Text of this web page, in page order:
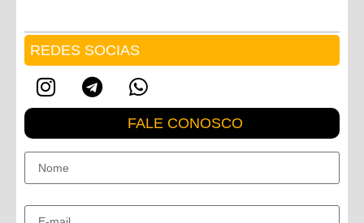
REDES SOCIAS
FALE CONOSCO